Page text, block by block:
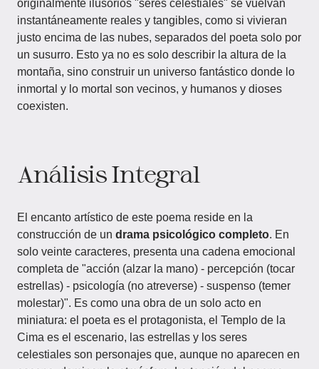
originalmente ilusorios "seres celestiales" se vuelvan
instantáneamente reales y tangibles, como si vivieran
justo encima de las nubes, separados del poeta solo por
un susurro. Esto ya no es solo describir la altura de la
montaña, sino construir un universo fantástico donde lo
inmortal y lo mortal son vecinos, y humanos y dioses
coexisten.
Análisis Integral
El encanto artístico de este poema reside en la
construcción de un drama psicológico completo. En
solo veinte caracteres, presenta una cadena emocional
completa de "acción (alzar la mano) - percepción (tocar
estrellas) - psicología (no atreverse) - suspenso (temer
molestar)". Es como una obra de un solo acto en
miniatura: el poeta es el protagonista, el Templo de la
Cima es el escenario, las estrellas y los seres
celestiales son personajes que, aunque no aparecen en